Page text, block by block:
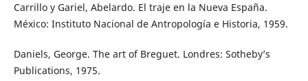
Carrillo y Gariel, Abelardo. El traje en la Nueva España.
México: Instituto Nacional de Antropología e Historia, 1959.
Daniels, George. The art of Breguet. Londres: Sotheby’s
Publications, 1975.